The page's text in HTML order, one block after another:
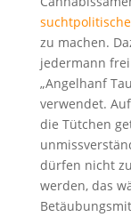
zu machen.
jedermann
„Angelhanf
verwendet.
die Tütchen
dürfen nicht
werden, das